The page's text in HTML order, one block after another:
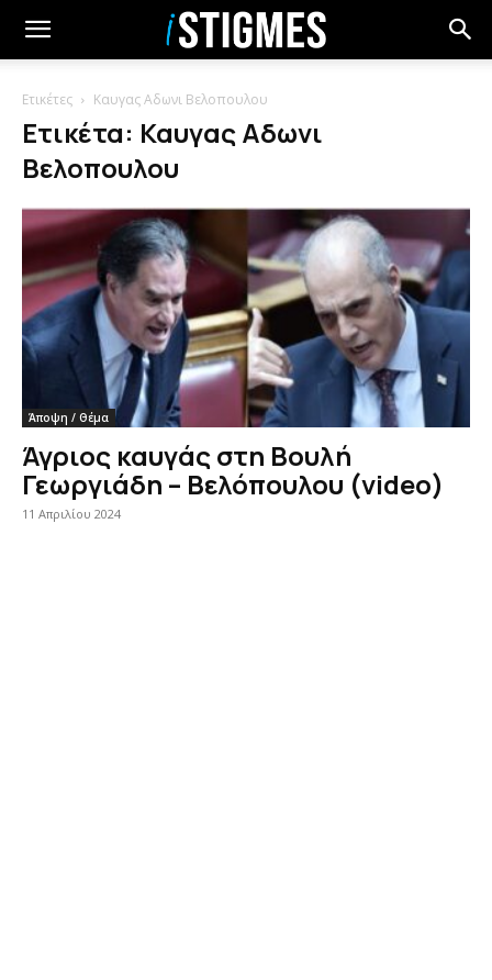
Ετικέτες Καυγας Αδωνι Βελοπουλου
Ετικέτα: Καυγας Αδωνι
Βελοπουλου
Άποψη / Θέμα
Άγριος καυγάς στη Βουλή
Γεωργιάδη – Βελόπουλου (video)
11 Απριλίου 2024